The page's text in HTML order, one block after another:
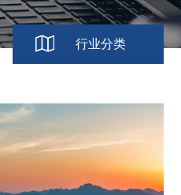
行业分类